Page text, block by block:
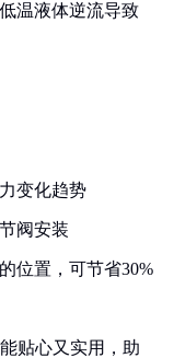
温液体逆流导致
变化趋势
阀安装
位置，可节省30%
贴心又实用，助